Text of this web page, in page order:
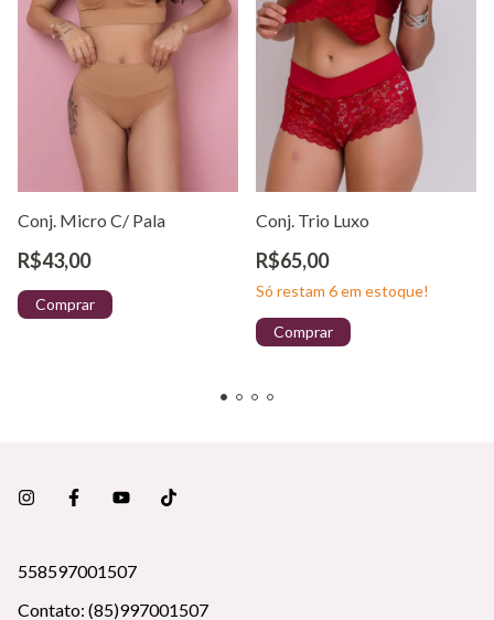
Conj. Micro C/ Pala
R$43,00
Comprar
Conj. Trio Luxo
R$65,00
Só restam 6em estoque!
Comprar
558597001507
Contato: (85)997001507